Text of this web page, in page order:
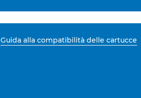
Guida alla compatibilità delle cartucce